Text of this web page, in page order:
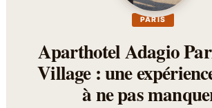
PARIS
Aparthotel Adagio
Village : une
à ne pas